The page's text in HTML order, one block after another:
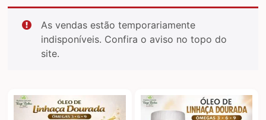
As vendas estão temporariamente
indisponíveis. Confira o aviso no topo do
site.